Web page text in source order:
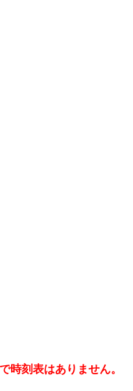
時刻表はありません。